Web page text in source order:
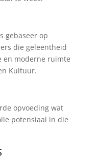
gebaseer op
die geleentheid
en moderne ruimte
Kultuur.
opvoeding wat
potensiaal in die